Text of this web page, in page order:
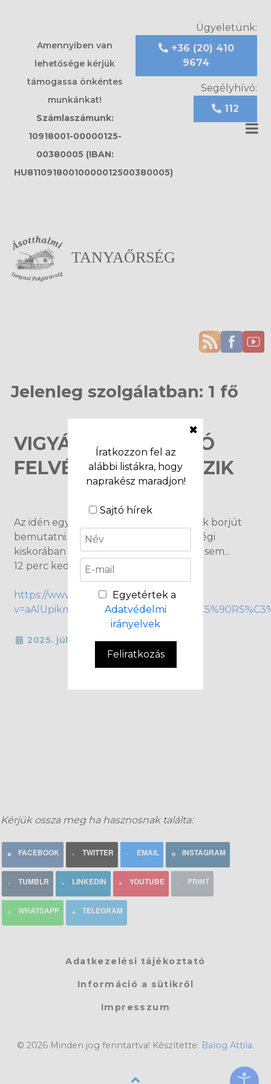
Íratkozzon fel az
alábbi listákra, hogy
naprakész maradjon!
Sajtó hírek
Egyetértek a
Adatvédelmi
irányelvek
Feliratkozás
Amennyiben van
lehetősége kérjük
támogassa önkéntes
munkánkat!
Számlaszámunk:
10918001-00000125-
00380005 (IBAN:
HU81109180010000012500380005)
Ügyeletünk:
+36 (20) 410
9674
Segélyhívó:
112
TANYAŐRSÉG
Jelenleg szolgálatban: 1 fő
VIGYÁZAT, MEGRÁZÓ
FELVÉTEL KÖVETKEZIK
Az idén egyetlen dámtehén hozott csak borjút
bemutatni. Ő itt Szeles, mert nem oly régi
kiskorában meg nem állt egy pillanatra sem...
12 perc kedvesség.
https://www.youtube.com/watch?
2025. július 18
Kérjük ossza meg ha hasznosnak találta:
FACEBOOK TWITTER EMAIL INSTAGRAM
TUMBLR LINKEDIN YOUTUBE PRINT
WHATSAPP TELEGRAM
Adatkezelési tájékoztató
Információ a sütikről
Impresszum
© 2026 Minden jog fenntartva! Készítette: Balog Attila.